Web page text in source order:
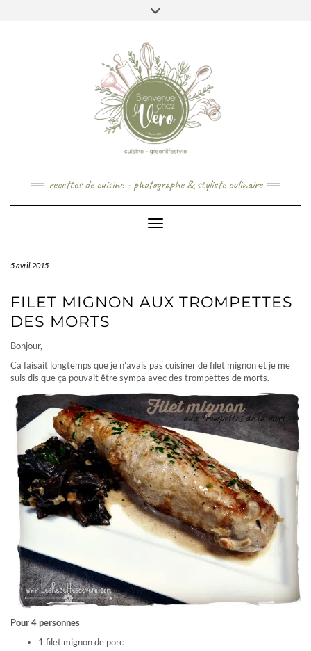
recettes de cuisine - photographe & styliste culinaire
Toggle Navigation
5 avril 2015
FILET MIGNON AUX TROMPETTES
DES MORTS
Bonjour,
Ca faisait longtemps que je n’avais pas cuisiner de filet mignon et je me
suis dis que ça pouvait être sympa avec des trompettes de morts.
Pour 4 personnes
1 filet mignon de porc